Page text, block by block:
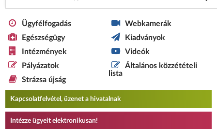
Ügyfélfogadás
Egészségügy
Intézmények
Pályázatok
Strázsa újság
Webkamerák
Kiadványok
Videók
Általános közzétételi
lista
Kapcsolatfelvétel, üzenet a hivatalnak
Intézze ügyeit elektronikusan!